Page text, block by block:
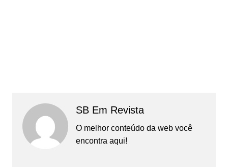
SB Em Revista
O melhor conteúdo da web você
encontra aqui!